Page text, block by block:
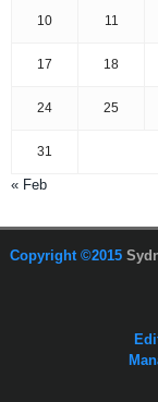
10 11
17 18
24 25
31
« Feb
Copyright ©2015